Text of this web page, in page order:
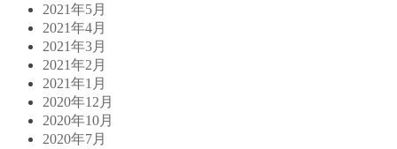
2021年5月
2021年4月
2021年3月
2021年2月
2021年1月
2020年12月
2020年10月
2020年7月